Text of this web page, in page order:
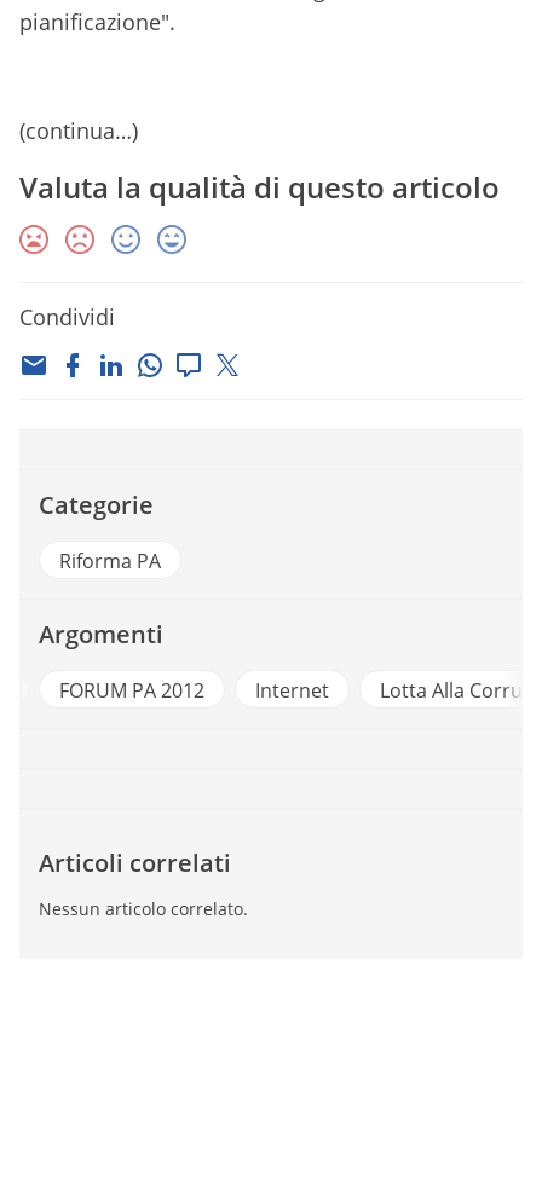
pianificazione".
(continua…)
Valuta la qualità di questo articolo
Condividi
Categorie
Riforma PA
Argomenti
FORUM PA 2012 Internet Lotta Alla
Articoli correlati
Nessun articolo correlato.